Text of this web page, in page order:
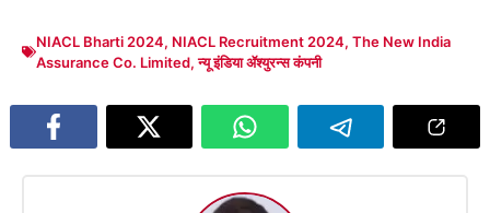
NIACL Bharti 2024, NIACL Recruitment 2024, The New India
Assurance Co. Limited,न्यू इंडिया ॲश्युरन्स कंपनी